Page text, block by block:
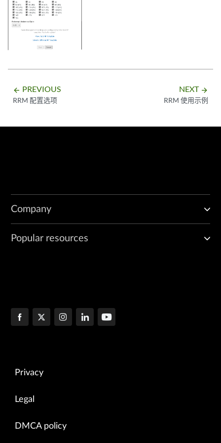
arrow_backward PREVIOUS
RRM 配置选项
NEXT arrow_forward
RRM 使用示例
Company
Popular resources
Privacy
Legal
DMCA policy